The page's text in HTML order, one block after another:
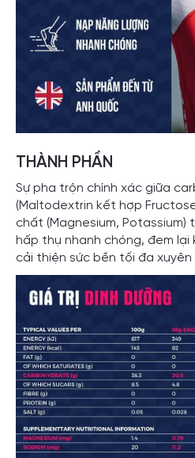
THÀNH PHẦN
Sự pha trộn chính xác giữa
(Maltodextrin kết hợp
chất (Magnesium, Potassium)
hấp thụ nhanh chóng, đem
cải thiện sức bền tối đa